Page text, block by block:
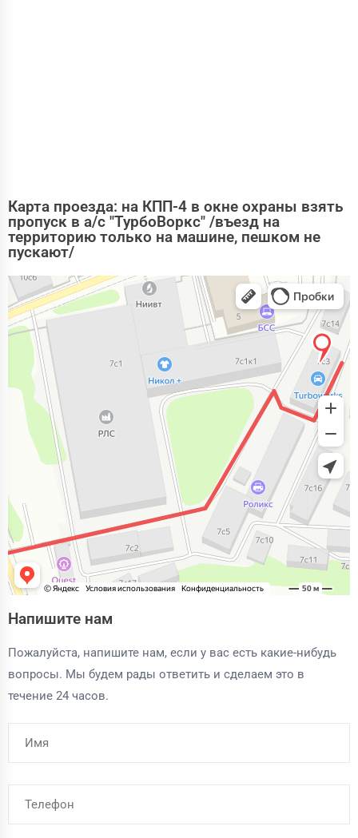
Карта проезда: на КПП-4 в окне охраны взять
пропуск в а/с "ТурбоВоркс" /въезд на
территорию только на машине, пешком не
пускают/
Москва
Яндекс.Карты — поиск мест и адресов, городской транспорт
Напишите нам
Пожалуйста, напишите нам, если у вас есть какие-нибудь
вопросы. Мы будем рады ответить и сделаем это в
течение 24 часов.